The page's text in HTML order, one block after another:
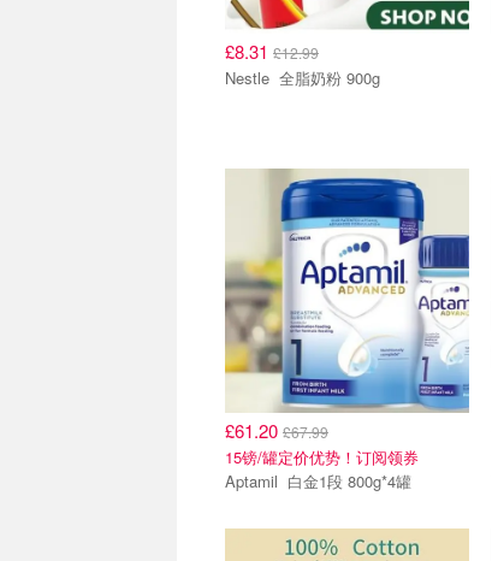
£8.31 £12.99
Nestle 全脂奶粉 900g
£61.20 £67.99
15镑/罐定价优势！订阅领券
Aptamil 白金1段 800g*4罐